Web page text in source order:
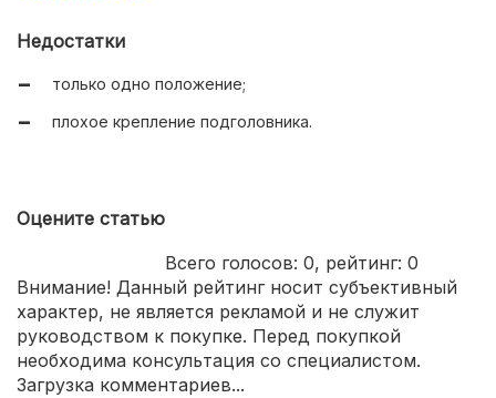
невысокая цена.
Недостатки
только одно положение;
плохое крепление подголовника.
Оцените статью
Всего голосов: 0, рейтинг: 0
Внимание! Данный рейтинг носит субъективный
характер, не является рекламой и не служит
руководством к покупке. Перед покупкой
необходима консультация со специалистом.
Загрузка комментариев...